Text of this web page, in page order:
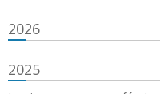
2026
2025